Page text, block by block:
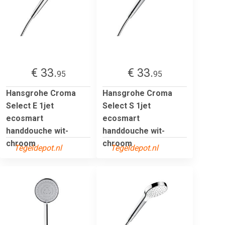
€ 33.95
Hansgrohe Croma
Select E 1jet
ecosmart
handdouche wit-
chroom
Tegeldepot.nl
€ 33.95
Hansgrohe Croma
Select S 1jet
ecosmart
handdouche wit-
chroom
Tegeldepot.nl